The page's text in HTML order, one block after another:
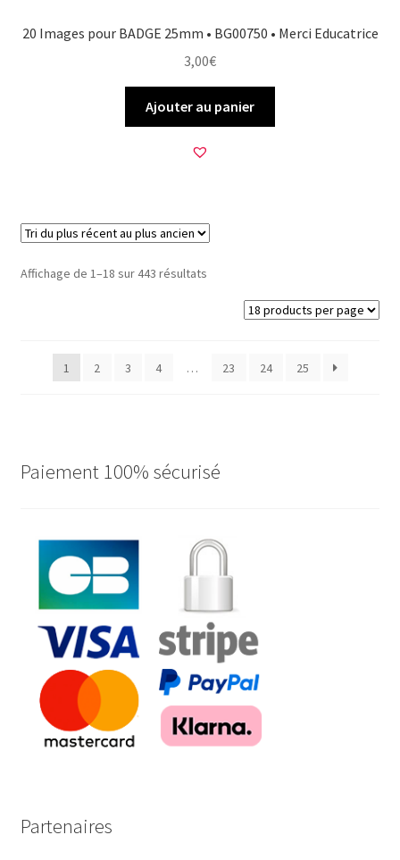
20 Images pour BADGE 25mm • BG00750 • Merci Educatrice
3,00€
Ajouter au panier
Affichage de 1–18 sur 443 résultatsTrié
plus
1 2 3 4 … 23 24 25
Paiement 100% sécurisé
Partenaires